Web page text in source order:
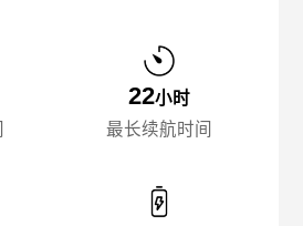
22小时
最长续航时间